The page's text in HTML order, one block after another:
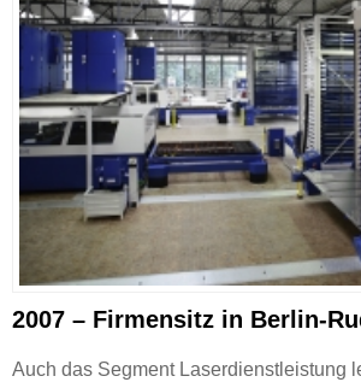
2007 – Firmensitz in Berlin-
Auch das Segment Laserdienstleistung